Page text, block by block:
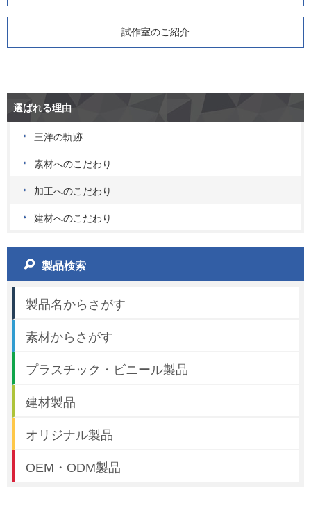
試作室のご紹介
選ばれる理由
三洋の軌跡
素材へのこだわり
加工へのこだわり
建材へのこだわり
製品検索
製品名からさがす
素材からさがす
プラスチック・ビニール製品
建材製品
オリジナル製品
OEM・ODM製品